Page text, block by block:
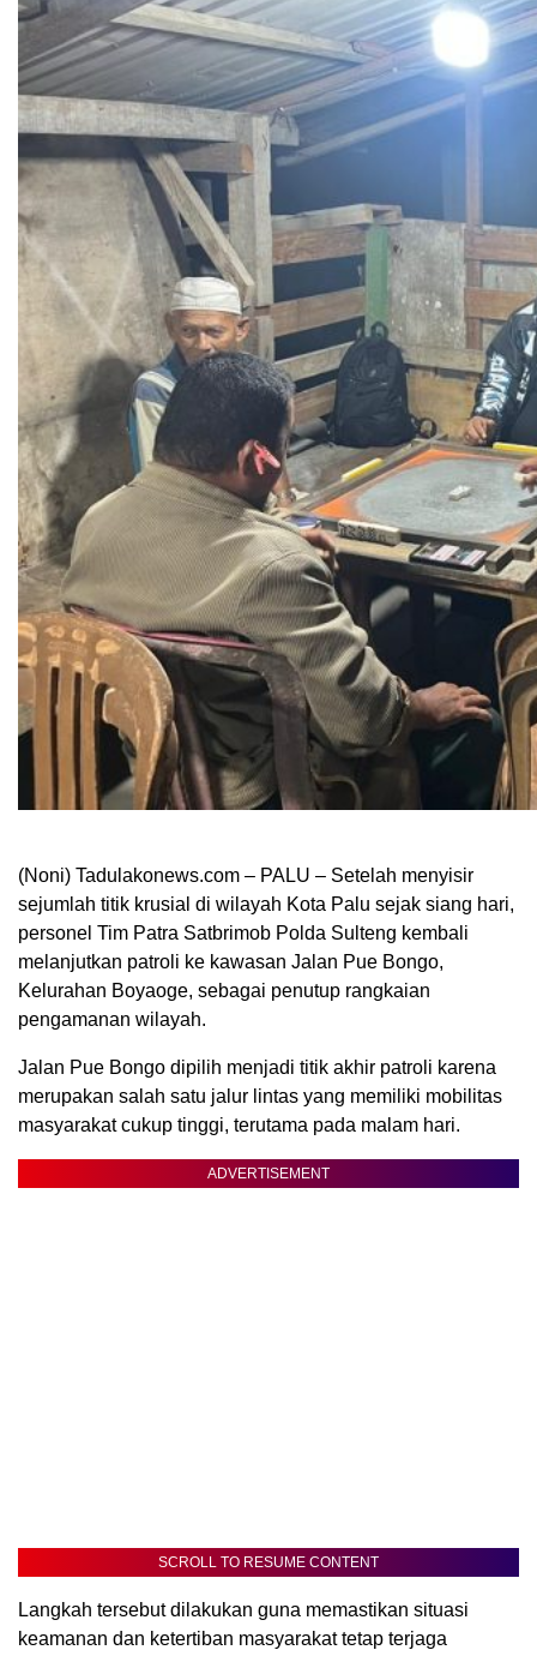
(Noni) Tadulakonews.com – PALU – Setelah menyisir
sejumlah titik krusial di wilayah Kota Palu sejak siang hari,
personel Tim Patra Satbrimob Polda Sulteng kembali
melanjutkan patroli ke kawasan Jalan Pue Bongo,
Kelurahan Boyaoge, sebagai penutup rangkaian
pengamanan wilayah.
Jalan Pue Bongo dipilih menjadi titik akhir patroli karena
merupakan salah satu jalur lintas yang memiliki mobilitas
masyarakat cukup tinggi, terutama pada malam hari.
ADVERTISEMENT
SCROLL TO RESUME CONTENT
Langkah tersebut dilakukan guna memastikan situasi
keamanan dan ketertiban masyarakat tetap terjaga